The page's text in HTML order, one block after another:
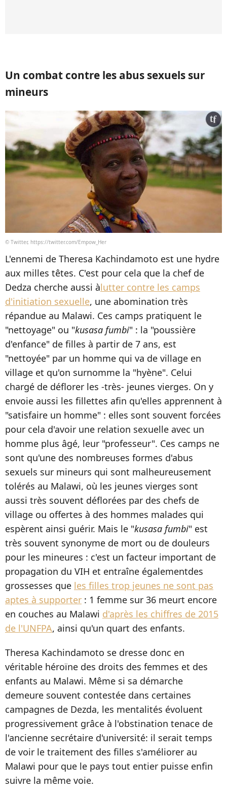
Un combat contre les abus sexuels sur
mineurs
© Twitter, https://twitter.com/Empow_Her
L'ennemi de Theresa Kachindamoto est une hydre
aux milles têtes. C'est pour cela que la chef de
Dedza cherche aussi àlutter contre les camps
d'initiation sexuelle, une abomination très
répandue au Malawi. Ces camps pratiquent le
"nettoyage" ou "kusasa fumbi" : la "poussière
d'enfance" de filles à partir de 7 ans, est
"nettoyée" par un homme qui va de village en
village et qu'on surnomme la "hyène". Celui
chargé de déflorer les -très- jeunes vierges. On y
envoie aussi les fillettes afin qu'elles apprennent à
"satisfaire un homme" : elles sont souvent forcées
pour cela d'avoir une relation sexuelle avec un
homme plus âgé, leur "professeur". Ces camps ne
sont qu'une des nombreuses formes d'abus
sexuels sur mineurs qui sont malheureusement
tolérés au Malawi, où les jeunes vierges sont
aussi très souvent déflorées par des chefs de
village ou offertes à des hommes malades qui
espèrent ainsi guérir. Mais le "kusasa fumbi" est
très souvent synonyme de mort ou de douleurs
pour les mineures : c'est un facteur important de
propagation du VIH et entraîne égalementdes
grossesses que les filles trop jeunes ne sont pas
aptes à supporter : 1 femme sur 36 meurt encore
en couches au Malawi d'après les chiffres de 2015
de l'UNFPA, ainsi qu'un quart des enfants.
Theresa Kachindamoto se dresse donc en
véritable héroïne des droits des femmes et des
enfants au Malawi. Même si sa démarche
demeure souvent contestée dans certaines
campagnes de Dezda, les mentalités évoluent
progressivement grâce à l'obstination tenace de
l'ancienne secrétaire d'université: il serait temps
de voir le traitement des filles s'améliorer au
Malawi pour que le pays tout entier puisse enfin
suivre la même voie.